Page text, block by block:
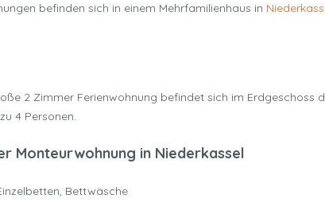
befinden sich in einem Mehrfamilienhaus in
2 Zimmer Ferienwohnung befindet sich im Erdgeschoss
4 Personen.
Monteurwohnung in Niederkassel
Bettwäsche